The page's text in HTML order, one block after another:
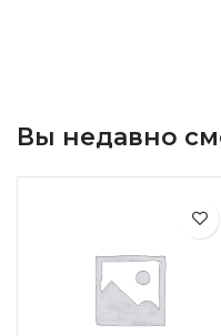
Вы недавно